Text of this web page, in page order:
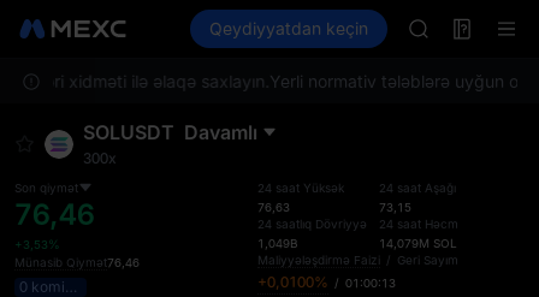
Futures TradFi Information Events
Qeydiyyatdan keçin
SKYAI
SPCX rises
UNITREE
xidməti ilə əlaqə saxlayın. Yerli normativ tələblərə uyğun
SOLUSDT Davamlı
300x
Son qiymət
76,46
+3,53%
Münasib Qiymət76,46
0 komissiya
24 saat Yüksək
76,63
24 saatlıq Dövriyyə
1,049B
24 saat Aşağı
73,15
24 saat Həcm
14,079M SOL
Maliyyələşdirmə Faizi / Geri Sayım
+0,0100% / 01:00:13